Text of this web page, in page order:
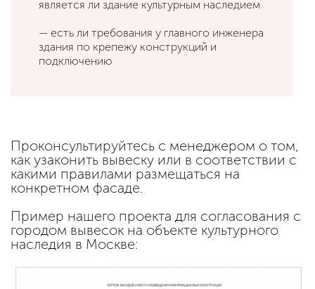
является ли здание культурным наследием
— есть ли требования у главного инженера
здания по крепежу конструкций и
подключению
Проконсультируйтесь с менеджером о том,
как узаконить вывеску или в соответствии с
какими правилами размещаться на
конкретном фасаде.
Пример нашего проекта для согласования с
городом вывесок на объекте культурного
наследия в Москве: